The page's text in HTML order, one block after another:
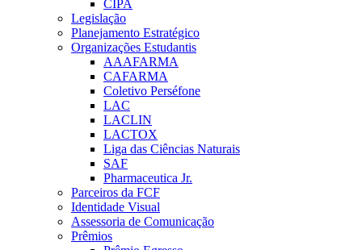
CIPA
Legislação
Planejamento Estratégico
Organizações Estudantis
AAAFARMA
CAFARMA
Coletivo Perséfone
LAC
LACLIN
LACTOX
Liga das Ciências Naturais
SAF
Pharmaceutica Jr.
Parceiros da FCF
Identidade Visual
Assessoria de Comunicação
Prêmios